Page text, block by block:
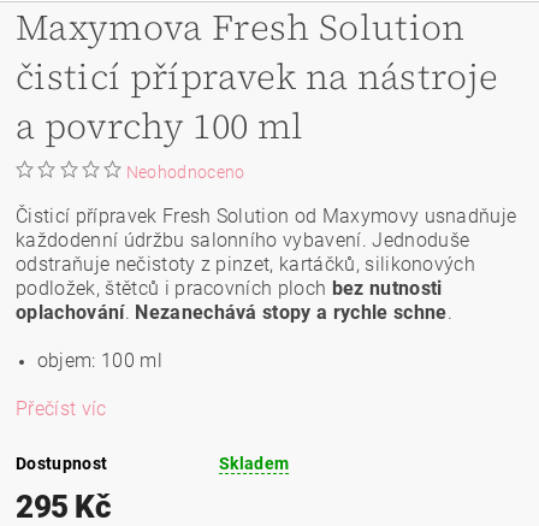
Maxymova Fresh Solution
čisticí přípravek na nástroje
a povrchy 100 ml
Neohodnoceno
Čisticí přípravek Fresh Solution od Maxymovy usnadňuje
každodenní údržbu salonního vybavení. Jednoduše
odstraňuje nečistoty z pinzet, kartáčků, silikonových
podložek, štětců i pracovních ploch bez nutnosti
oplachování. Nezanechává stopy a rychle schne.
objem: 100 ml
Přečíst víc
Dostupnost Skladem
295 Kč